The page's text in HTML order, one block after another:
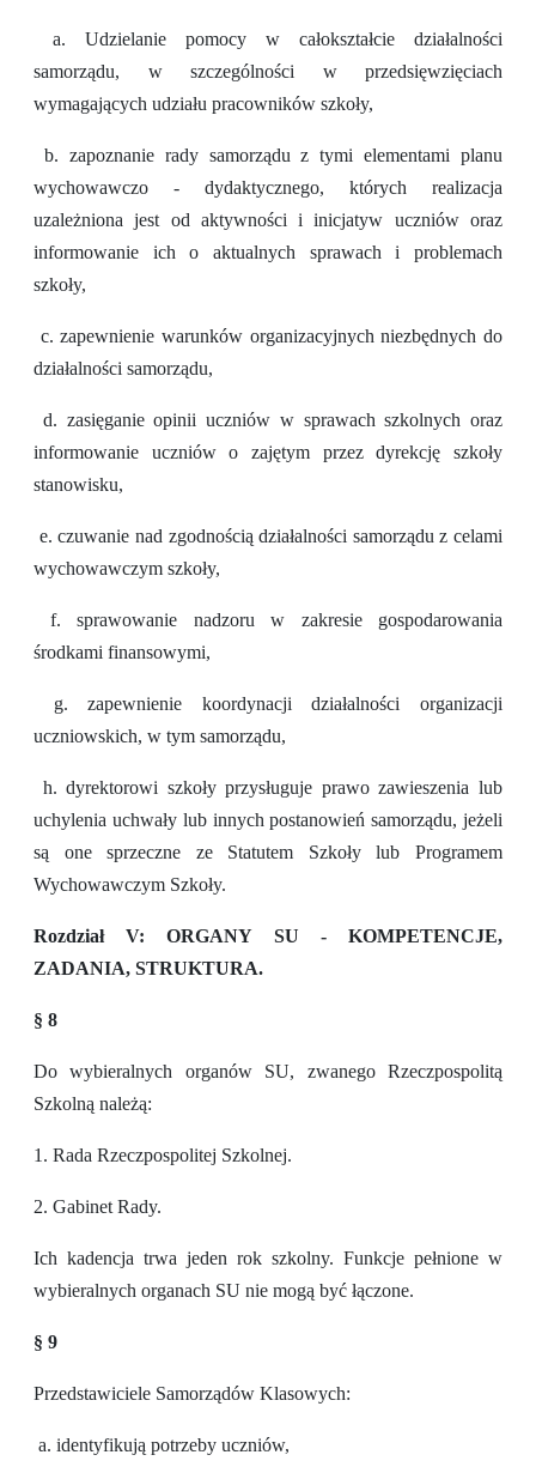
a. Udzielanie pomocy w całokształcie działalności
samorządu, w szczególności w przedsięwzięciach
wymagających udziału pracowników szkoły,
b. zapoznanie rady samorządu z tymi elementami planu
wychowawczo - dydaktycznego, których realizacja
uzależniona jest od aktywności i inicjatyw uczniów oraz
informowanie ich o aktualnych sprawach i problemach
szkoły,
c. zapewnienie warunków organizacyjnych niezbędnych do
działalności samorządu,
d. zasięganie opinii uczniów w sprawach szkolnych oraz
informowanie uczniów o zajętym przez dyrekcję szkoły
stanowisku,
e. czuwanie nad zgodnością działalności samorządu z celami
wychowawczym szkoły,
f. sprawowanie nadzoru w zakresie gospodarowania
środkami finansowymi,
g. zapewnienie koordynacji działalności organizacji
uczniowskich, w tym samorządu,
h. dyrektorowi szkoły przysługuje prawo zawieszenia lub
uchylenia uchwały lub innych postanowień samorządu, jeżeli
są one sprzeczne ze Statutem Szkoły lub Programem
Wychowawczym Szkoły.
Rozdział V: ORGANY SU - KOMPETENCJE,
ZADANIA, STRUKTURA.
§ 8
Do wybieralnych organów SU, zwanego Rzeczpospolitą
Szkolną należą:
1. Rada Rzeczpospolitej Szkolnej.
2. Gabinet Rady.
Ich kadencja trwa jeden rok szkolny. Funkcje pełnione w
wybieralnych organach SU nie mogą być łączone.
§ 9
Przedstawiciele Samorządów Klasowych:
a. identyfikują potrzeby uczniów,